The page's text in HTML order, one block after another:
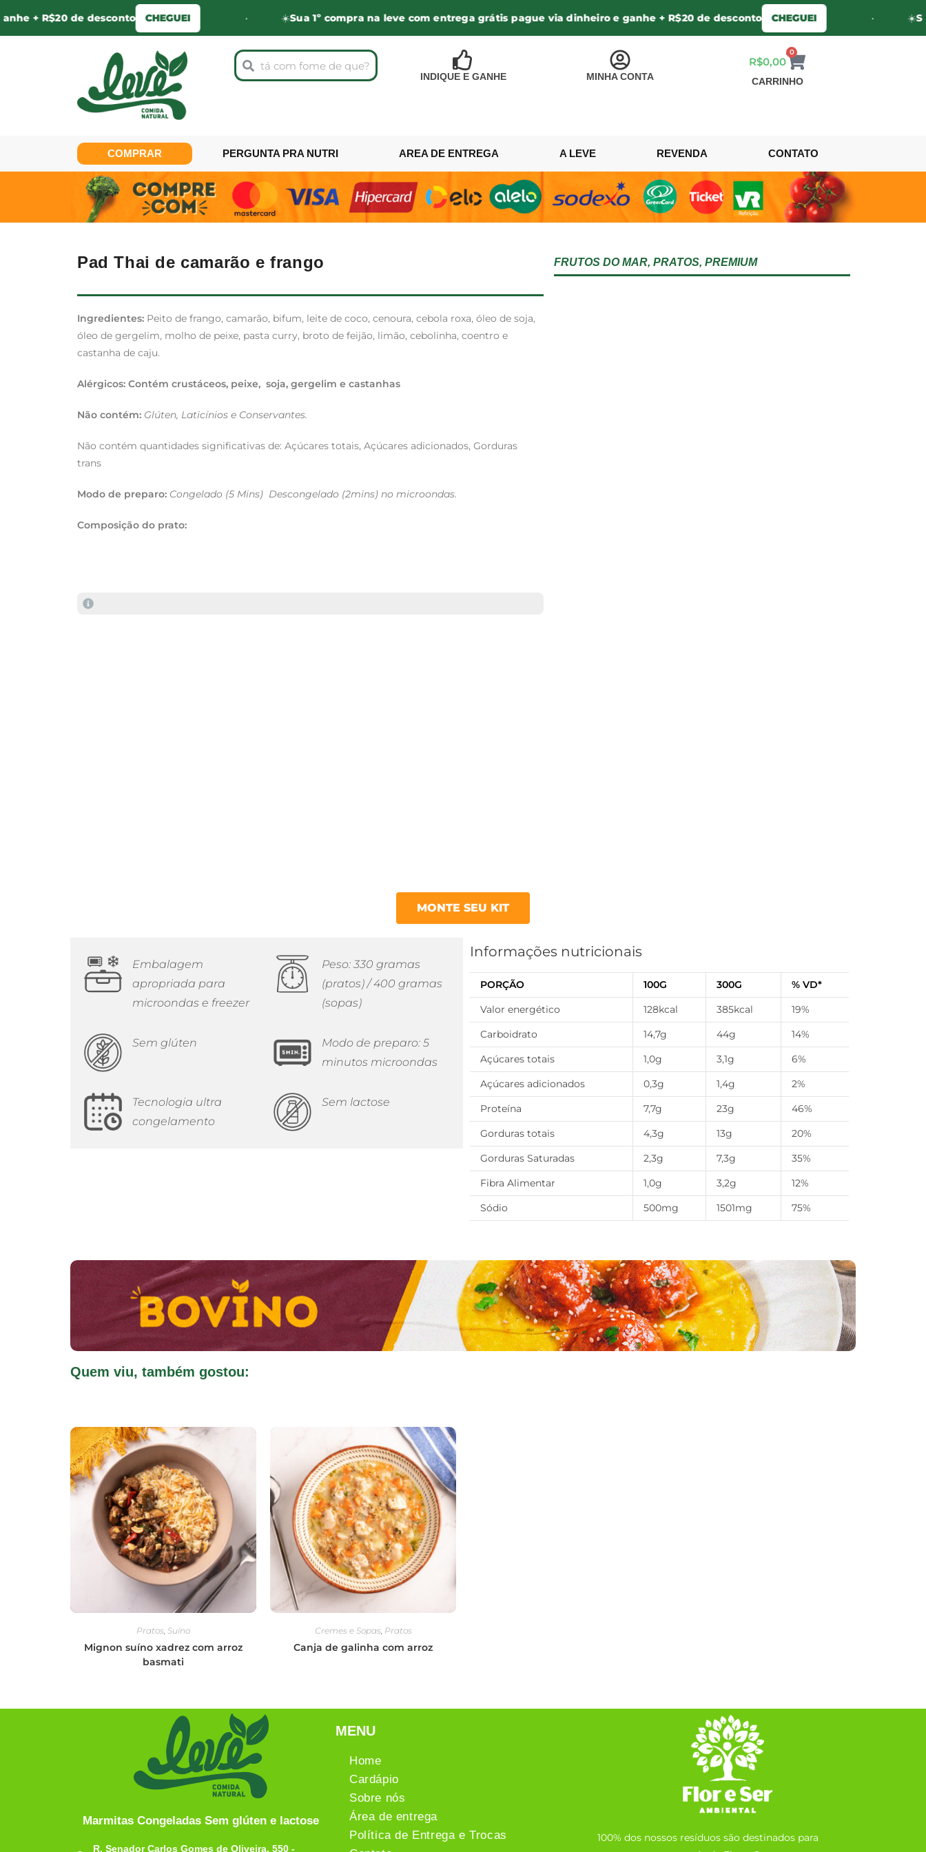
de desconto CHEGUEI ☀️Sua 1º compra na leve com entrega grátis pague via dinheiro e ganhe + R$20 de desconto CHEGUEI ☀️Sua 1º
INDIQUE E GANHE MINHA CONTA
R$0,00
0
CARRINHO
COMPRAR PERGUNTA PRA NUTRI AREA DE ENTREGA A LEVE REVENDA CONTATO
Pad Thai de camarão e frango
Ingredientes: Peito de frango, camarão, bifum, leite de coco, cenoura, cebola roxa, óleo de soja,
óleo de gergelim, molho de peixe, pasta curry, broto de feijão, limão, cebolinha, coentro e
castanha de caju.
Alérgicos: Contém crustáceos, peixe, soja, gergelim e castanhas
Não contém: Glúten, Laticínios e Conservantes.
Não contém quantidades significativas de: Açúcares totais, Açúcares adicionados, Gorduras
trans
Modo de preparo: Congelado (5 Mins) Descongelado (2mins) no microondas.
Composição do prato:
FRUTOS DO MAR, PRATOS, PREMIUM
MONTE SEU KIT
Embalagem
apropriada para
microondas e freezer
Sem glúten
Tecnologia ultra
congelamento
Peso: 330 gramas
(pratos) / 400 gramas
(sopas)
Modo de preparo: 5
minutos microondas
Sem lactose
Informações nutricionais
PORÇÃO 100G 300G
% VD*
Valor energético
128kcal 385kcal
19%
Carboidrato
14,7g 44g
14%
Açúcares totais
1,0g 3,1g
6%
Açúcares adicionados
0,3g 1,4g
2%
Proteína
7,7g 23g
46%
Gorduras totais
4,3g 13g
20%
Gorduras Saturadas
2,3g 7,3g
35%
Fibra Alimentar
1,0g 3,2g
12%
Sódio
500mg 1501mg 75%
Quem viu, também gostou:
Pratos Suíno
Mignon suíno xadrez com arroz
basmati
Cremes e Sopas Pratos
Canja de galinha com arroz
Marmitas Congeladas Sem glúten e lactose
R. Senador Carlos Gomes de Oliveira, 550 -
MENU
Home
Cardápio
Sobre nós
Área de entrega
Política de Entrega e Trocas
100% dos nossos resíduos são destinados para